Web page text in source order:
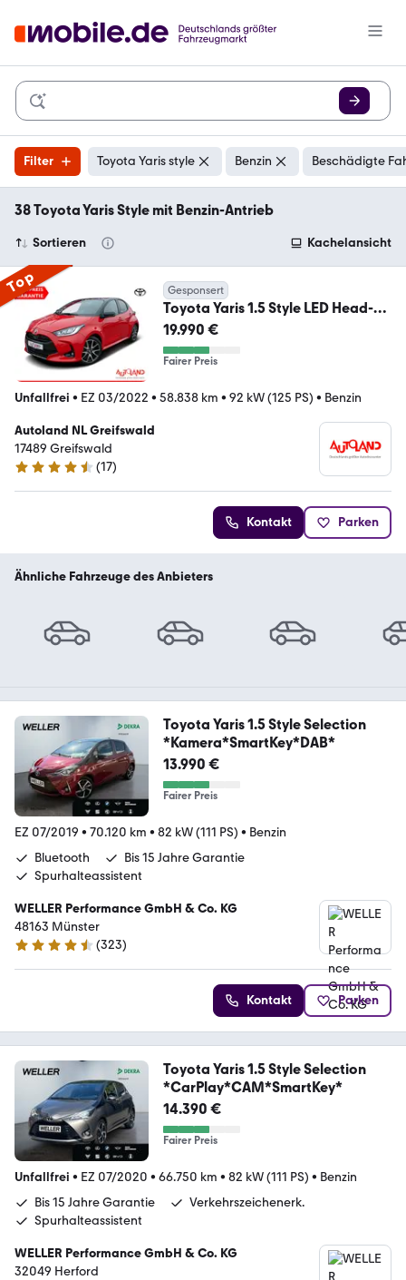
Filter Toyota Yaris style Benzin Beschädigte
38 Toyota Yaris Style mit Benzin-Antrieb
Sortieren Kachelansicht
Top Gesponsert
Toyota Yaris 1.5 Style LED Head-
Up Kamera Soundsystem
19.990 €
Fairer Preis
Unfallfrei • EZ 03/2022 • 58.838 km • 92 kW (125 PS) • Benzin
Autoland NL Greifswald
17489 Greifswald
4.7 Sterne
(17)
Kontakt Parken
Ähnliche Fahrzeuge des Anbieters
Toyota Yaris 1.5 Style Selection
*Kamera*SmartKey*DAB*
13.990 €
Fairer Preis
EZ 07/2019 • 70.120 km • 82 kW (111 PS) • Benzin
Bluetooth
Bis 15 Jahre Garantie
Spurhalteassistent
WELLER Performance GmbH & Co. KG
48163 Münster
4.3 Sterne
(323)
Kontakt Parken
Toyota Yaris 1.5 Style Selection
*CarPlay*CAM*SmartKey*
14.390 €
Fairer Preis
Unfallfrei • EZ 07/2020 • 66.750 km • 82 kW (111 PS) • Benzin
Bis 15 Jahre Garantie
Verkehrszeichenerk.
Spurhalteassistent
WELLER Performance GmbH & Co. KG
32049 Herford